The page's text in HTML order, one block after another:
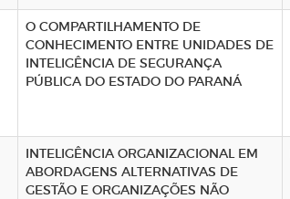
O COMPARTILHAMENTO DE
CONHECIMENTO ENTRE UNIDADES DE
INTELIGÊNCIA DE SEGURANÇA
PÚBLICA DO ESTADO DO PARANÁ
INTELIGÊNCIA ORGANIZACIONAL EM
ABORDAGENS ALTERNATIVAS DE
GESTÃO E ORGANIZAÇÕES NÃO